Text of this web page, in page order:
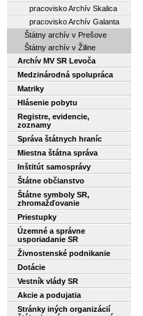
pracovisko Archív Skalica
pracovisko Archív Galanta
Štátny archív v Prešove
Štátny archív v Žiline
Archív MV SR Levoča
Medzinárodná spolupráca
Matriky
Hlásenie pobytu
Registre, evidencie,
zoznamy
Správa štátnych hraníc
Miestna štátna správa
Inštitút samosprávy
Štátne občianstvo
Štátne symboly SR,
zhromažďovanie
Priestupky
Územné a správne
usporiadanie SR
Živnostenské podnikanie
Dotácie
Vestník vlády SR
Akcie a podujatia
Stránky iných organizácií